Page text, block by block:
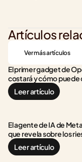
Artículos
Ver más artículos
El primer gadget de
costará y cómo puede
Leer artículo
El agente de IA de
que revela sobre los
Leer artículo